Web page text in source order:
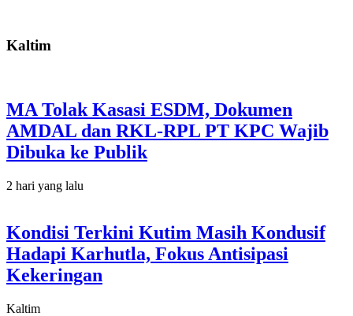
Kaltim
MA Tolak Kasasi ESDM, Dokumen
AMDAL dan RKL-RPL PT KPC Wajib
Dibuka ke Publik
2 hari yang lalu
Kondisi Terkini Kutim Masih Kondusif
Hadapi Karhutla, Fokus Antisipasi
Kekeringan
Kaltim